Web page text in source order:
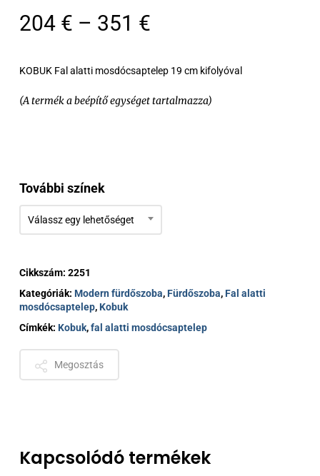
204 € – 351 €Ártartomány:
-
KOBUK Fal alatti mosdócsaptelep 19 cm kifolyóval
(A termék a beépítő egységet tartalmazza)
További színek
Válassz egy lehetőséget
Cikkszám: 2251
Kategóriák: Modern fürdőszoba,Fürdőszoba,Fal alatti
mosdócsaptelep,Kobuk
Címkék: Kobuk,fal alatti mosdócsaptelep
Megosztás
Kapcsolódó termékek